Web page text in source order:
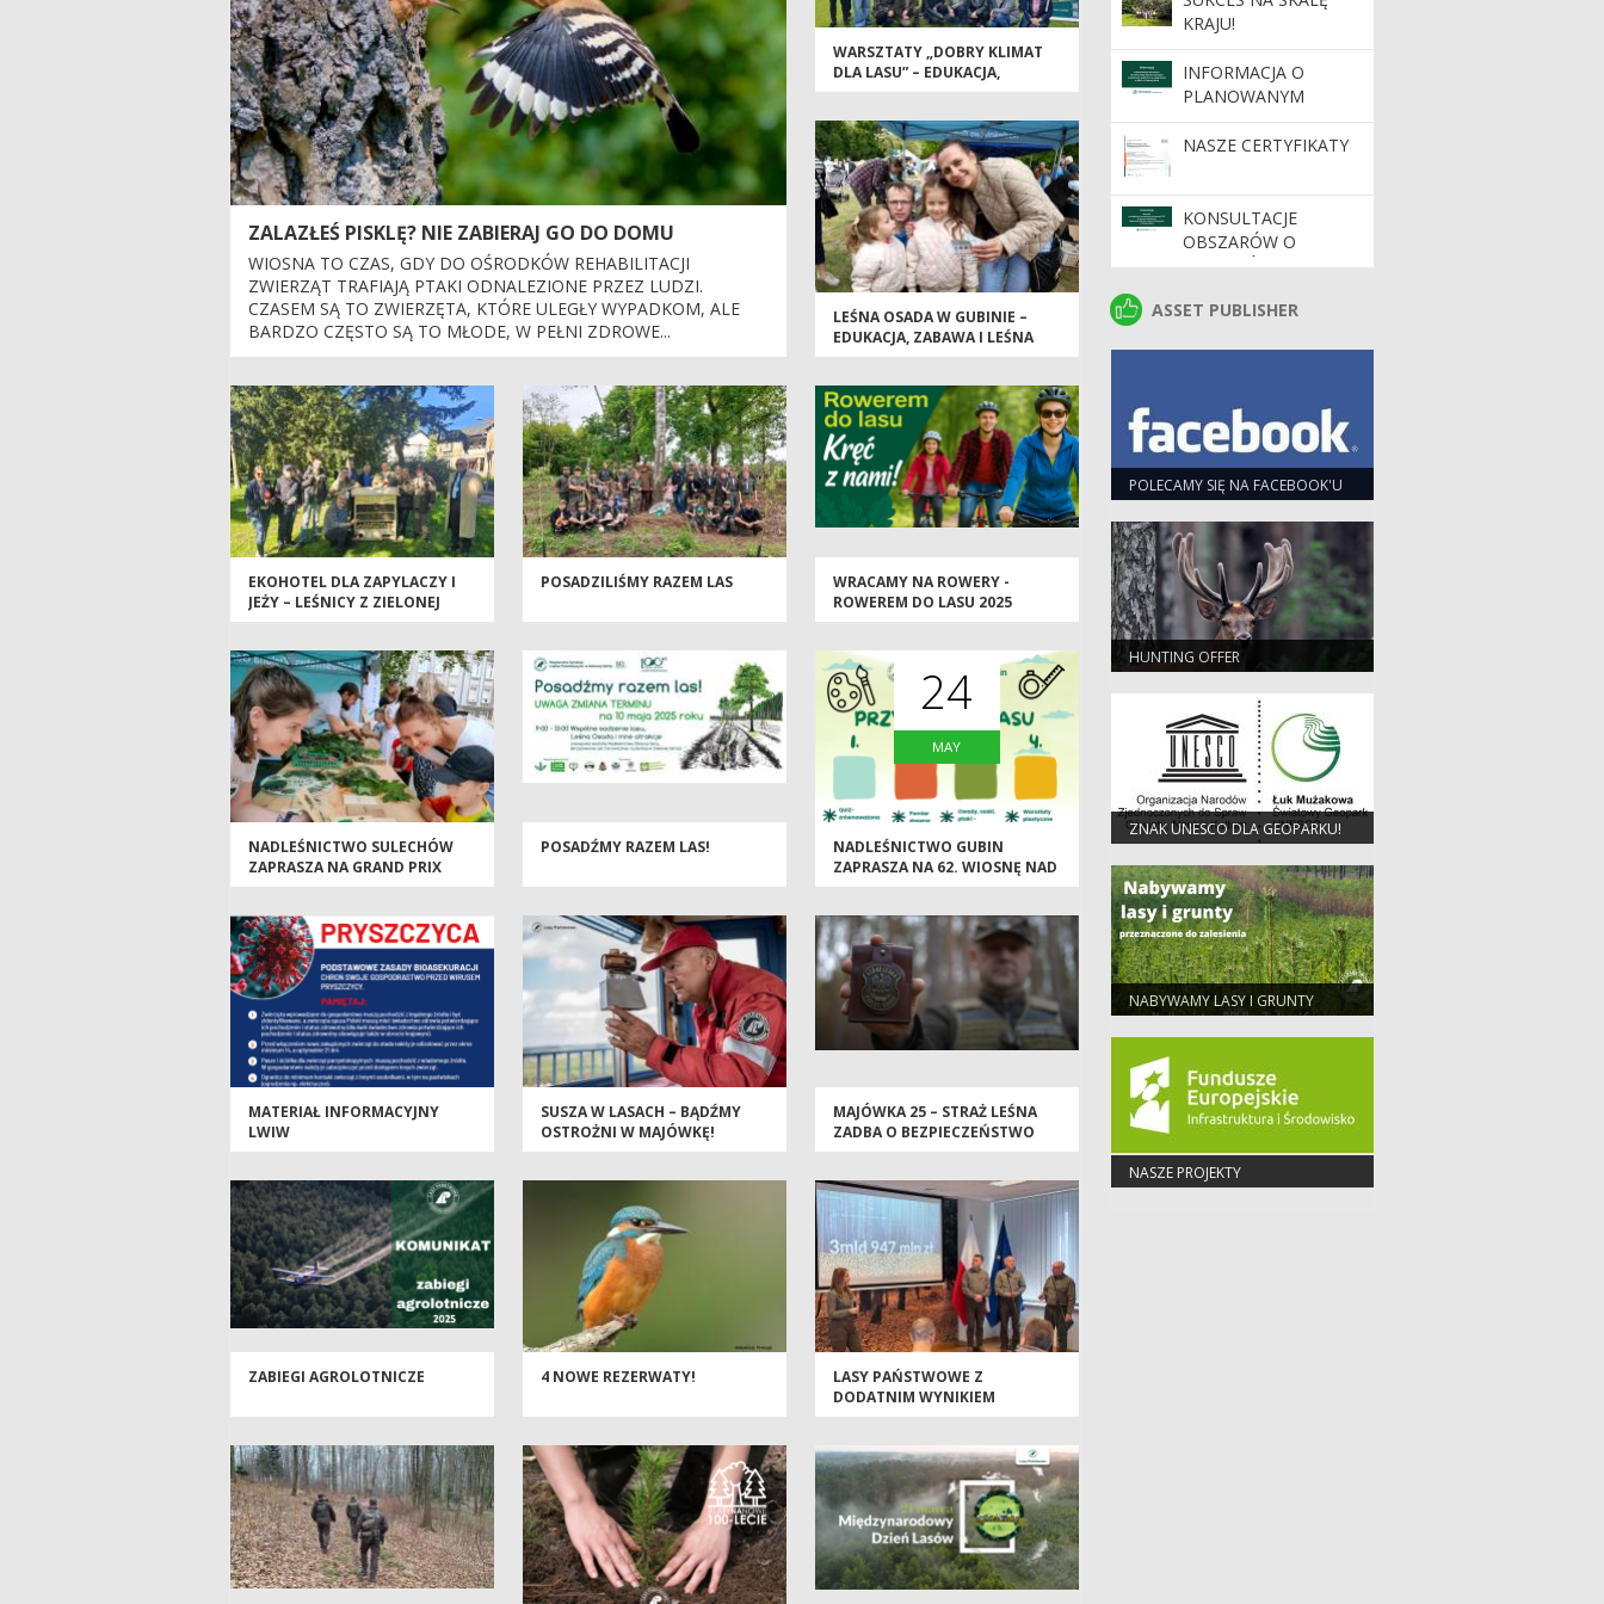
ZALAZŁEŚ PISKLĘ? NIE ZABIERAJ GO DO DOMU
WIOSNA TO CZAS, GDY DO OŚRODKÓW REHABILITACJI
ZWIERZĄT TRAFIAJĄ PTAKI ODNALEZIONE PRZEZ LUDZI.
CZASEM SĄ TO ZWIERZĘTA, KTÓRE ULEGŁY WYPADKOM, ALE
BARDZO CZĘSTO SĄ TO MŁODE, W PEŁNI ZDROWE...
WARSZTATY „DOBRY KLIMAT
DLA LASU” – EDUKACJA,
INSPIRACJA I WSPÓLNA
LEŚNA OSADA W GUBINIE –
EDUKACJA, ZABAWA I LEŚNA
INSPIRACJA PODCZAS 62.
EKOHOTEL DLA ZAPYLACZY I
JEŻY – LEŚNICY Z ZIELONEJ
GÓRY Z WYJĄTKOWYM
DZIEŃ PSZCZÓŁ
POSADZILIŚMY RAZEM LAS
WRACAMY NA ROWERY -
ROWEREM DO LASU 2025
NADLEŚNICTWO SULECHÓW
ZAPRASZA NA GRAND PRIX
KACZMAREK ELECTRIC MTB –
MAJA 2025 R.!
POSADŹMY RAZEM LAS!
24
MAY
NADLEŚNICTWO GUBIN
ZAPRASZA NA 62. WIOSNĘ NAD
NYSĄ!
MATERIAŁ INFORMACYJNY
LWIW
SUSZA W LASACH – BĄDŹMY
OSTROŻNI W MAJÓWKĘ!
MAJÓWKA 25 – STRAŻ LEŚNA
ZADBA O BEZPIECZEŃSTWO
ZABIEGI AGROLOTNICZE 4 NOWE REZERWATY!
LASY PAŃSTWOWE Z
DODATNIM WYNIKIEM
FINANSOWYM ZA 2024 ROK
KRAJU!
INFORMACJA O
PLANOWANYM
WDROŻENIU
DYNAMICZNEGO
NASZE CERTYFIKATY
KONSULTACJE
OBSZARÓW O
SZCZEGÓLNYCH
OCHRONNYCH HCV
DYREKCJI LASÓW
PAŃSTWOWYCH W
ZIELONEJ GÓRZE
ASSET PUBLISHER
ASSET PUBLISHER
POLECAMY SIĘ NA FACEBOOK'U
HUNTING OFFER
ZNAK UNESCO DLA GEOPARKU!
NABYWAMY LASY I GRUNTY
NASZE PROJEKTY